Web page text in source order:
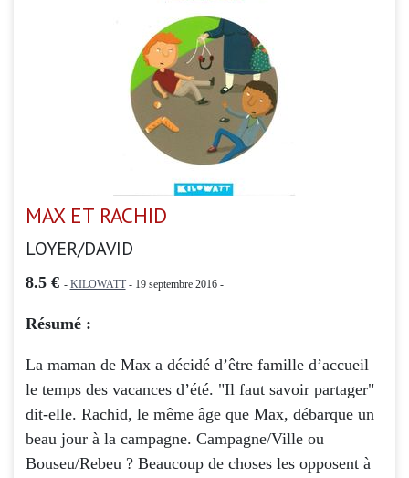
MAX ET RACHID
LOYER/DAVID
8.5 € - KILOWATT- 19 septembre 2016 -
Résumé :
La maman de Max a décidé d’être famille d’accueil
le temps des vacances d’été. "Il faut savoir partager"
dit-elle. Rachid, le même âge que Max, débarque un
beau jour à la campagne. Campagne/Ville ou
Bouseu/Rebeu ? Beaucoup de choses les opposent à